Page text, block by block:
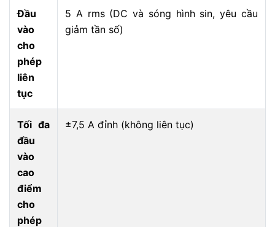
Đầu
vào
cho
phép
liên
tục
5 A rms (DC và sóng hình sin, yêu cầu
giảm tần số)
Tối đa
đầu
vào
cao
điểm
cho
phép
±7,5 A đỉnh (không liên tục)